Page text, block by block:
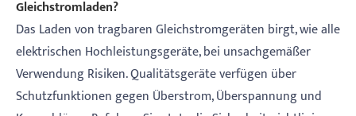
Gleichstromladen?
Das Laden von tragbaren Gleichstromgeräten birgt, wie alle
elektrischen Hochleistungsgeräte, bei unsachgemäßer
Verwendung Risiken. Qualitätsgeräte verfügen über
Schutzfunktionen gegen Überstrom, Überspannung und